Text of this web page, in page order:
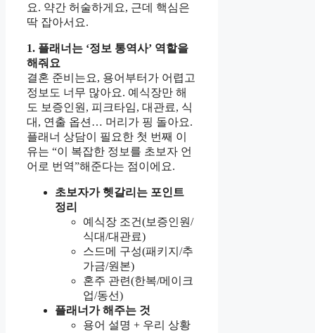
요. 약간 허술하게요, 근데 핵심은
딱 잡아서요.
1. 플래너는 ‘정보 통역사’ 역할을
해줘요
결혼 준비는요, 용어부터가 어렵고
정보도 너무 많아요. 예식장만 해
도 보증인원, 피크타임, 대관료, 식
대, 연출 옵션… 머리가 핑 돌아요.
플래너 상담이 필요한 첫 번째 이
유는 “이 복잡한 정보를 초보자 언
어로 번역”해준다는 점이에요.
초보자가 헷갈리는 포인트
정리
예식장 조건(보증인원/
식대/대관료)
스드메 구성(패키지/추
가금/원본)
혼주 관련(한복/메이크
업/동선)
플래너가 해주는 것
용어 설명 + 우리 상황